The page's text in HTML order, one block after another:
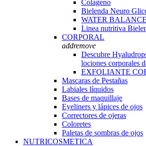
Colageno
Bielenda Neuro
WATER BALANCE
Linea nutritiva
CORPORAL
addremove
Descubre
lociones corporales
EXFOLIANTE
Mascaras de Pestañas
Labiales líquidos
Bases de maquillaje
Eyeliners y lápices de ojos
Correctores de ojeras
Coloretes
Paletas de sombras de ojos
NUTRICOSMETICA